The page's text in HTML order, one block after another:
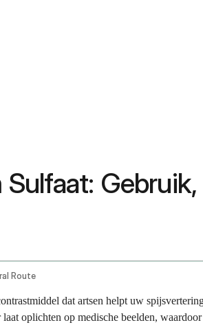
Route
dat artsen helpt uw
oplichten op medische beelden,